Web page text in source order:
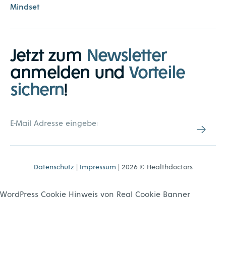
Mindset
Jetzt zum Newsletter
anmelden und Vorteile
sichern!
Datenschutz | Impressum | 2026 © Healthdoctors
WordPress Cookie Hinweis von Real Cookie Banner